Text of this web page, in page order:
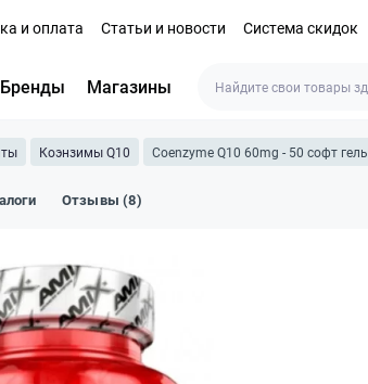
и оплата Статьи и новости Система скидок
Бренды Магазины
Коэнзимы Q10 Coenzyme Q10 60mg - 50 софт гель
Отзывы (8)